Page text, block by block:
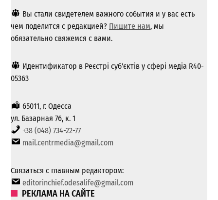
Вы стали свидетелем важного события и у вас есть
чем поделится с редакцией? Пишите нам, мы
обязательно свяжемся с вами.
Идентификатор в Реєстрі суб'єктів у сфері медіа R40-
05363
65011, г. Одесса
ул. Базарная 76, к. 1
+38 (048) 734-22-77
mail.centrmedia@gmail.com
Связаться с главным редактором:
editorinchief.odesalife@gmail.com
РЕКЛАМА НА САЙТЕ